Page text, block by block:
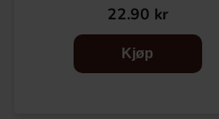
22.90 kr
Kjøp